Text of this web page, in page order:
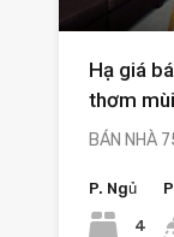
Hạ giá
thơm
BÁN NHÀ
P. Ngủ
4